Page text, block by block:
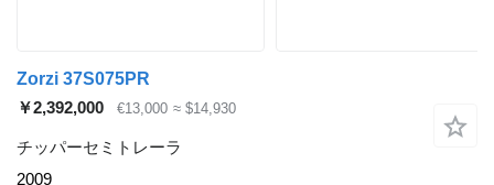
Zorzi 37S075PR
￥2,392,000
€13,000 ≈ $14,930
チッパーセミトレーラ
2009